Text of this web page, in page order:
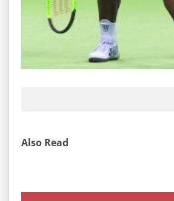
Also Read